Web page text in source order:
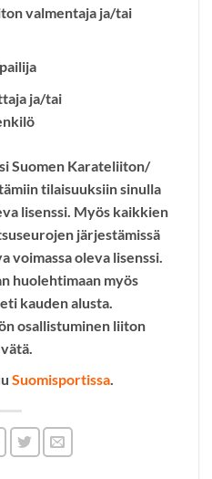
valmentaja ja/tai
ja/tai
Suomen Karateliiton/
tilaisuuksiin sinulla
lisenssi. Myös kaikkien
järjestämissä
voimassa oleva lisenssi.
huolehtimaan myös
kauden alusta.
osallistuminen liiton
Suomisportissa.